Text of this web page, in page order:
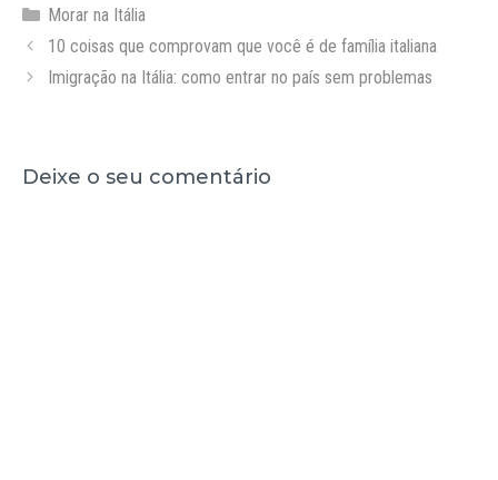
Categorias
Morar na Itália
10 coisas que comprovam que você é de família italiana
Imigração na Itália: como entrar no país sem problemas
Deixe o seu comentário